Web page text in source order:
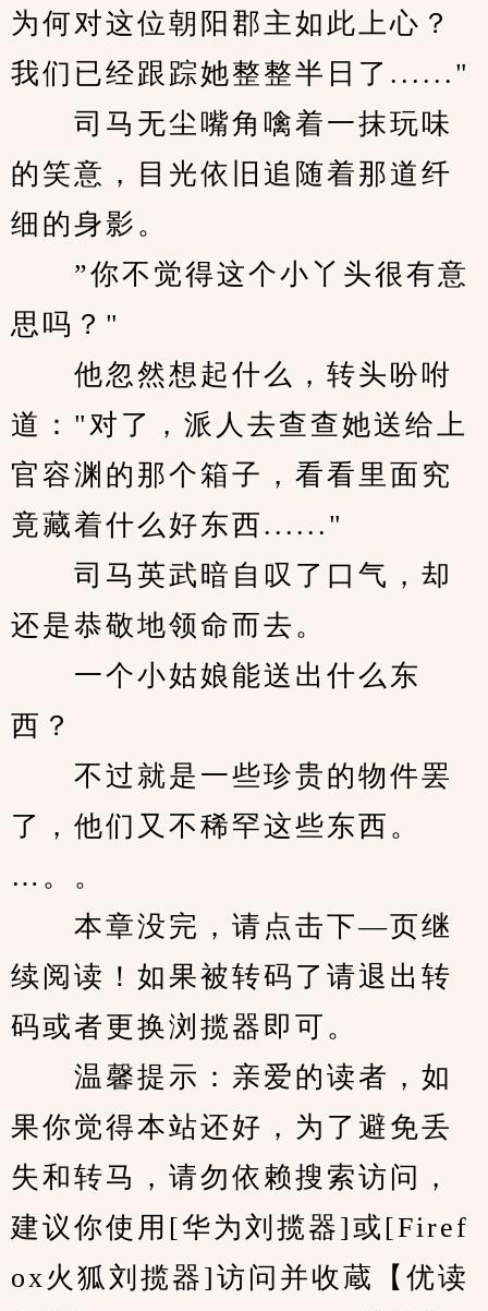
为何对这位朝阳郡主如此上心？
我们已经跟踪她整整半日了......"
司马无尘嘴角噙着一抹玩味
的笑意，目光依旧追随着那道纤
细的身影。
”你不觉得这个小丫头很有意
思吗？"
他忽然想起什么，转头吩咐
道："对了，派人去查查她送给上
官容渊的那个箱子，看看里面究
竟藏着什么好东西......"
司马英武暗自叹了口气，却
还是恭敬地领命而去。
一个小姑娘能送出什么东
西？
不过就是一些珍贵的物件罢
了，他们又不稀罕这些东西。
…。。
本章没完，请点击下—页继
续阅读！如果被转码了请退出转
码或者更换浏揽器即可。
温馨提示：亲爱的读者，如
果你觉得本站还好，为了避免丢
失和转马，请勿依赖搜索访问，
建议你使用[华为刘揽器]或[Firef
ox火狐刘揽器]访问并收蔵【优读